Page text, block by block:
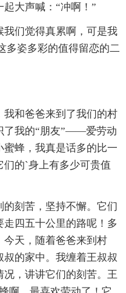
大声喊：“冲啊！”
们觉得真累啊，可是我
多姿多彩的值得留恋的二
和爸爸来到了我们的村
了我的“朋友”——爱劳动
蜂，我真是话多的比一
的`身上有多少可贵值
刻苦，坚持不懈。它们
四五十公里的路呢！多
天，随着爸爸来到村
的家中。我缠着王叔叔
，讲讲它们的刻苦。王